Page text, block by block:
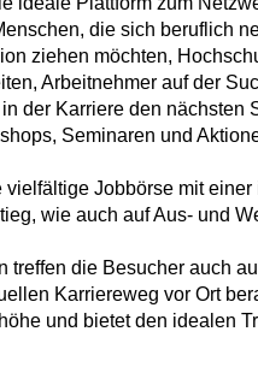
die sich beruflich
ziehen möchten,
Arbeitnehmer auf der
der Karriere den nächsten
Seminaren und
Jobbörse mit
wie auch auf Aus- und
treffen die Besucher auch
Karriereweg vor Ort
und bietet den idealen